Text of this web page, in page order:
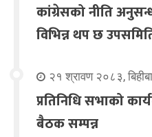
कांग्रेसको नीति
विभिन्न थप छ
२१ श्रावण २०८३,
प्रतिनिधि सभाको
बैठक सम्पन्न